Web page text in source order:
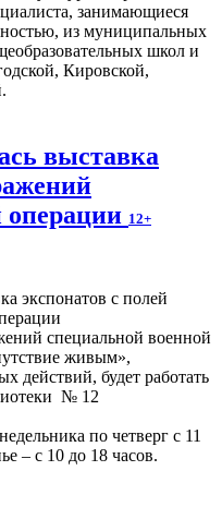
занимающиеся
из муниципальных
школ и
Кировской,
выставка
операции 12+
специальной военной
живым»,
действий, будет работать
№ 12
по четверг с 11
– с 10 до 18 часов.